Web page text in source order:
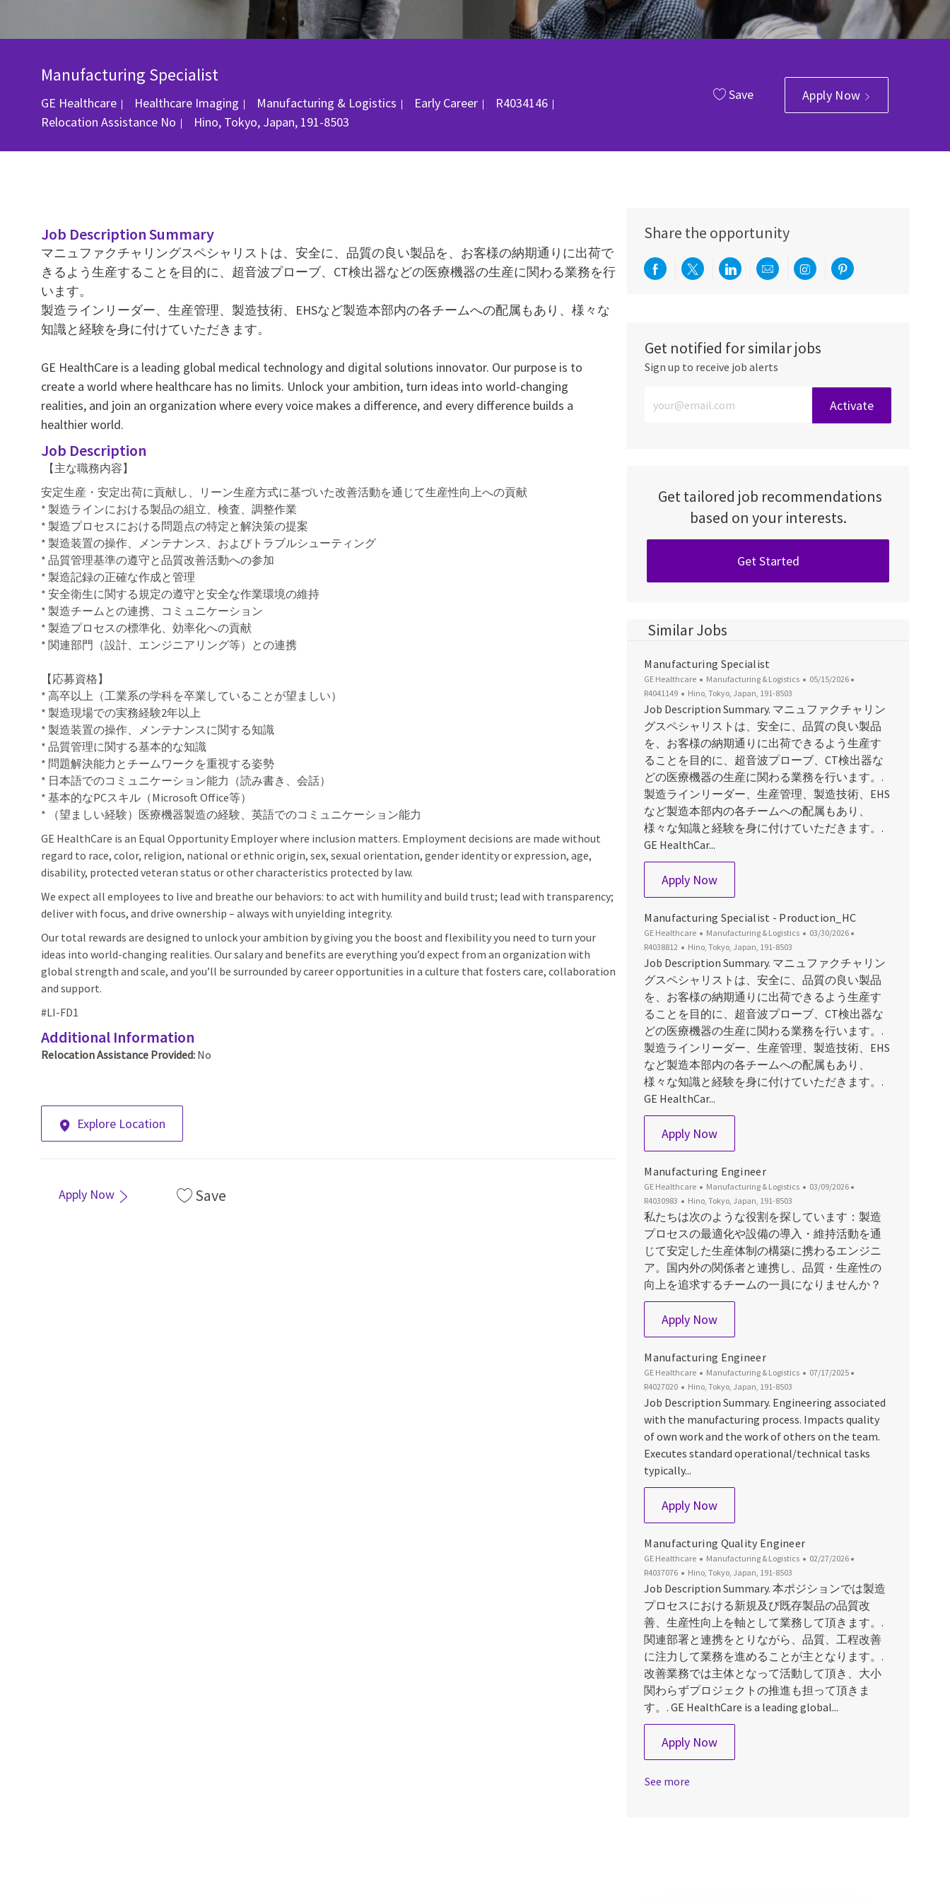
Manufacturing Specialist
GE Healthcare Healthcare Imaging Category
Manufacturing & Logistics Early Career Job Id
R4034146
Relocation Assistance No Location
Hino, Tokyo, Japan, 191-8503
Save Apply Now
Job Description Summary
マニュファクチャリングスペシャリストは、安全に、品質の良い製品を、お客様の納期通りに出荷で
きるよう生産することを目的に、超音波プローブ、CT検出器などの医療機器の生産に関わる業務を行
います。
製造ラインリーダー、生産管理、製造技術、EHSなど製造本部内の各チームへの配属もあり、様々な
知識と経験を身に付けていただきます。
GE HealthCare is a leading global medical technology and digital solutions innovator. Our purpose is to
create a world where healthcare has no limits. Unlock your ambition, turn ideas into world-changing
realities, and join an organization where every voice makes a difference, and every difference builds a
healthier world.
Job Description
【主な職務内容】
安定生産・安定出荷に貢献し、リーン生産方式に基づいた改善活動を通じて生産性向上への貢献
* 製造ラインにおける製品の組立、検査、調整作業
* 製造プロセスにおける問題点の特定と解決策の提案
* 製造装置の操作、メンテナンス、およびトラブルシューティング
* 品質管理基準の遵守と品質改善活動への参加
* 製造記録の正確な作成と管理
* 安全衛生に関する規定の遵守と安全な作業環境の維持
* 製造チームとの連携、コミュニケーション
* 製造プロセスの標準化、効率化への貢献
* 関連部門（設計、エンジニアリング等）との連携
【応募資格】
* 高卒以上（工業系の学科を卒業していることが望ましい）
* 製造現場での実務経験2年以上
* 製造装置の操作、メンテナンスに関する知識
* 品質管理に関する基本的な知識
* 問題解決能力とチームワークを重視する姿勢
* 日本語でのコミュニケーション能力（読み書き、会話）
* 基本的なPCスキル（Microsoft Office等）
* （望ましい経験）医療機器製造の経験、英語でのコミュニケーション能力
GE HealthCare is an Equal Opportunity Employer where inclusion matters. Employment decisions are made without
regard to race, color, religion, national or ethnic origin, sex, sexual orientation, gender identity or expression, age,
disability, protected veteran status or other characteristics protected by law.
We expect all employees to live and breathe our behaviors: to act with humility and build trust; lead with transparency;
deliver with focus, and drive ownership – always with unyielding integrity.
Our total rewards are designed to unlock your ambition by giving you the boost and flexibility you need to turn your
ideas into world-changing realities. Our salary and benefits are everything you’d expect from an organization with
global strength and scale, and you’ll be surrounded by career opportunities in a culture that fosters care, collaboration
and support.
#LI-FD1
Additional Information
Relocation Assistance Provided: No
Explore Location
Apply Now Save
Share the opportunity
Share via Facebook
Share via twitter
Share via LinkedIn
Share via emailShare via Instagram
Share via pinterest
Get notified for similar jobs
Sign up to receive job alerts
Activate
Get tailored job recommendations
based on your interests.
Get Started
Similar Jobs
Manufacturing Specialist
GE Healthcare Category
Manufacturing & Logistics Posted Date
05/15/2026
R4041149
Location
Hino, Tokyo, Japan, 191-8503
Job Description Summary. マニュファクチャリン
グスペシャリストは、安全に、品質の良い製品
を、お客様の納期通りに出荷できるよう生産す
ることを目的に、超音波プローブ、CT検出器な
どの医療機器の生産に関わる業務を行います。.
製造ラインリーダー、生産管理、製造技術、EHS
など製造本部内の各チームへの配属もあり、
様々な知識と経験を身に付けていただきます。.
GE HealthCar...
Apply NowManufacturing Specialist
Manufacturing Specialist - Production_HC
GE Healthcare Category
Manufacturing & Logistics Posted Date
03/30/2026
R4038812
Location
Hino, Tokyo, Japan, 191-8503
Job Description Summary. マニュファクチャリン
グスペシャリストは、安全に、品質の良い製品
を、お客様の納期通りに出荷できるよう生産す
ることを目的に、超音波プローブ、CT検出器な
どの医療機器の生産に関わる業務を行います。.
製造ラインリーダー、生産管理、製造技術、EHS
など製造本部内の各チームへの配属もあり、
様々な知識と経験を身に付けていただきます。.
GE HealthCar...
Apply NowManufacturing Specialist - Production_HC
Manufacturing Engineer
GE Healthcare Category
Manufacturing & Logistics Posted Date
03/09/2026
R4030983
Location
Hino, Tokyo, Japan, 191-8503
私たちは次のような役割を探しています：製造
プロセスの最適化や設備の導入・維持活動を通
じて安定した生産体制の構築に携わるエンジニ
ア。国内外の関係者と連携し、品質・生産性の
向上を追求するチームの一員になりませんか？
Apply NowManufacturing Engineer
Manufacturing Engineer
GE Healthcare Category
Manufacturing & Logistics Posted Date
07/17/2025
R4027020
Location
Hino, Tokyo, Japan, 191-8503
Job Description Summary. Engineering associated
with the manufacturing process. Impacts quality
of own work and the work of others on the team.
Executes standard operational/technical tasks
typically...
Apply NowManufacturing Engineer
Manufacturing Quality Engineer
GE Healthcare Category
Manufacturing & Logistics Posted Date
02/27/2026
R4037076
Location
Hino, Tokyo, Japan, 191-8503
Job Description Summary. 本ポジションでは製造
プロセスにおける新規及び既存製品の品質改
善、生産性向上を軸として業務して頂きます。.
関連部署と連携をとりながら、品質、工程改善
に注力して業務を進めることが主となります。.
改善業務では主体となって活動して頂き、大小
関わらずプロジェクトの推進も担って頂きま
す。. GE HealthCare is a leading global...
Apply NowManufacturing Quality Engineer
See more